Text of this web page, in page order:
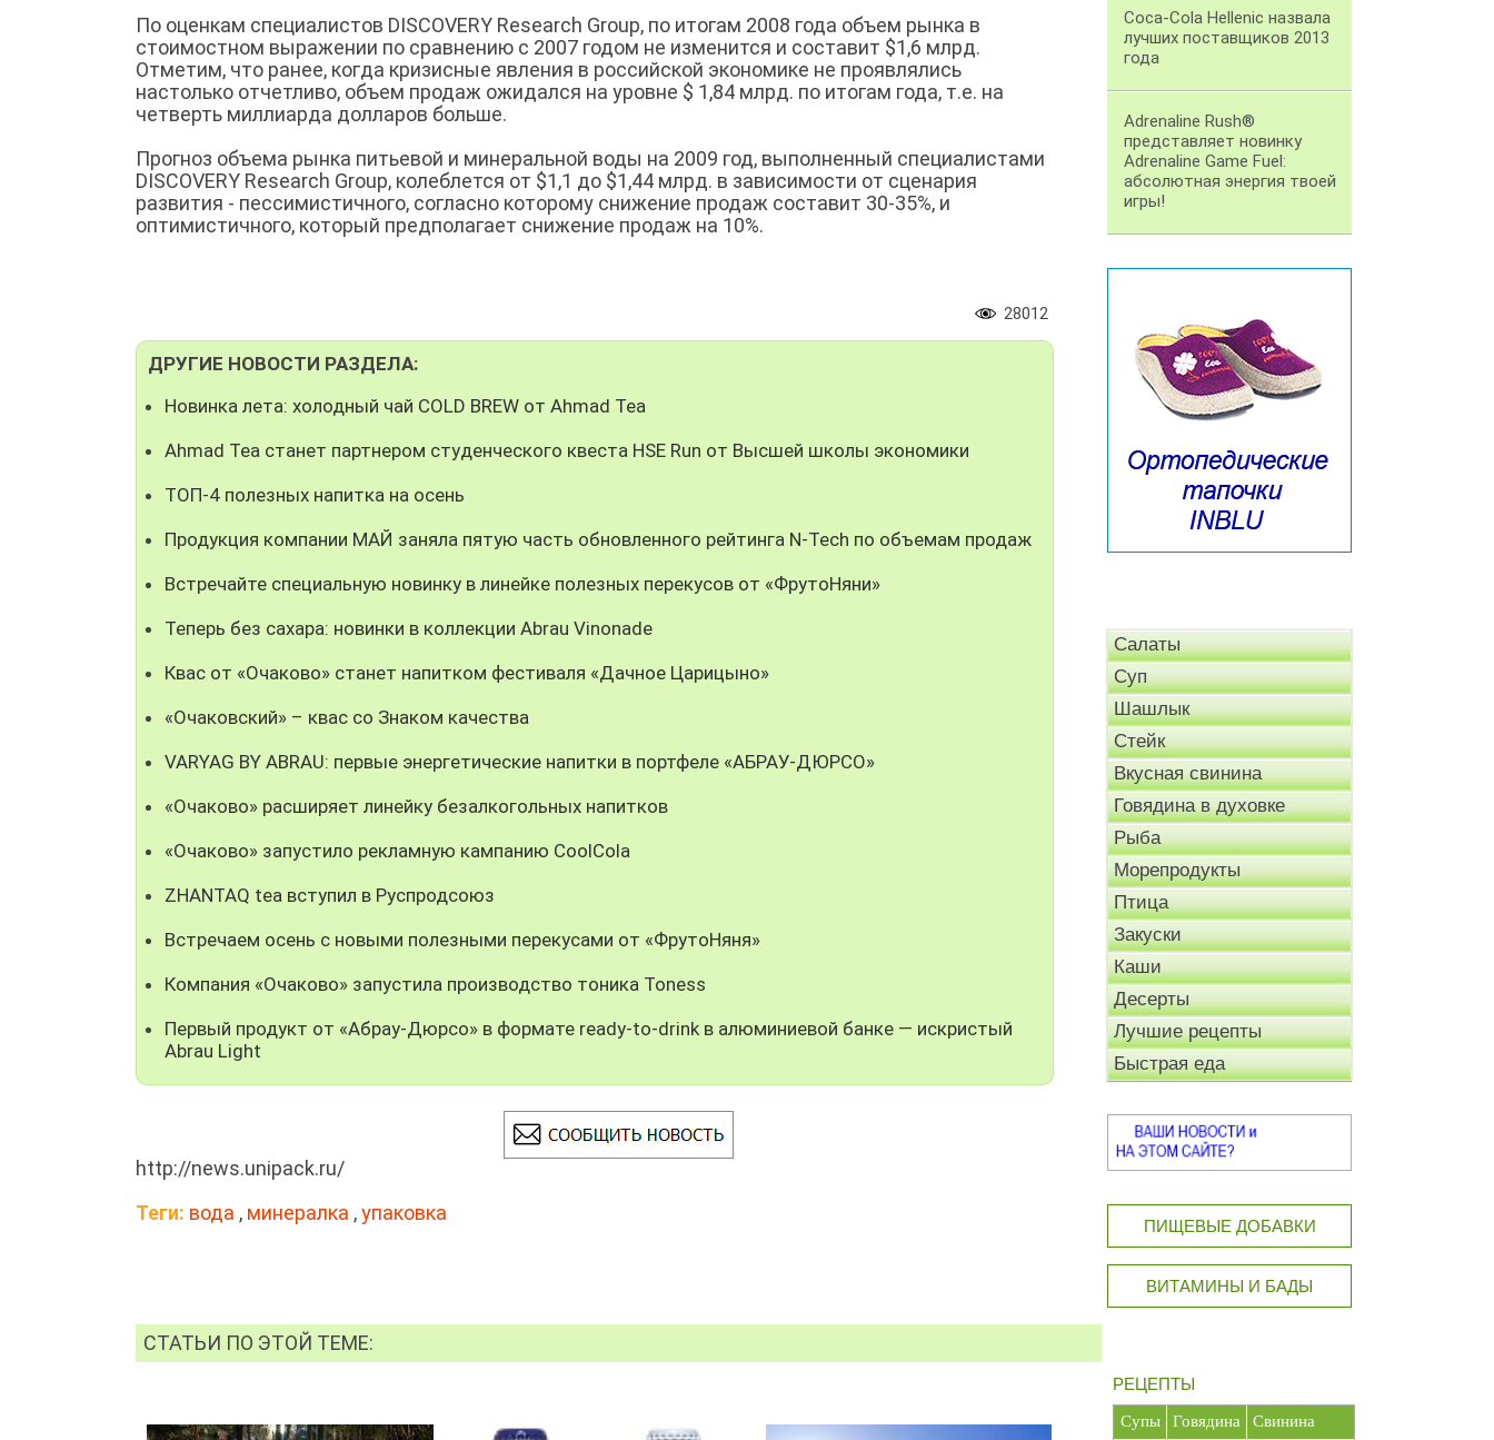
По оценкам специалистов DISCOVERY Research Group, по итогам 2008 года объем рынка в
стоимостном выражении по сравнению с 2007 годом не изменится и составит $1,6 млрд.
Отметим, что ранее, когда кризисные явления в российской экономике не проявлялись
настолько отчетливо, объем продаж ожидался на уровне $ 1,84 млрд. по итогам года, т.е. на
четверть миллиарда долларов больше.
Прогноз объема рынка питьевой и минеральной воды на 2009 год, выполненный специалистами
DISCOVERY Research Group, колеблется от $1,1 до $1,44 млрд. в зависимости от сценария
развития - пессимистичного, согласно которому снижение продаж составит 30-35%, и
оптимистичного, который предполагает снижение продаж на 10%.
28012
ДРУГИЕ НОВОСТИ РАЗДЕЛА:
Новинка лета: холодный чай COLD BREW от Ahmad Tea
Ahmad Tea станет партнером студенческого квеста HSE Run от Высшей школы экономики
ТОП-4 полезных напитка на осень
Продукция компании МАЙ заняла пятую часть обновленного рейтинга N-Tech по объемам продаж
Встречайте специальную новинку в линейке полезных перекусов от «ФрутоНяни»
Теперь без сахара: новинки в коллекции Abrau Vinonade
Квас от «Очаково» станет напитком фестиваля «Дачное Царицыно»
«Очаковский» – квас со Знаком качества
VARYAG BY ABRAU: первые энергетические напитки в портфеле «АБРАУ-ДЮРСО»
«Очаково» расширяет линейку безалкогольных напитков
«Очаково» запустило рекламную кампанию CoolCola
ZHANTAQ tea вступил в Руспродсоюз
Встречаем осень с новыми полезными перекусами от «ФрутоНяня»
Компания «Очаково» запустила производство тоника Toness
Первый продукт от «Абрау-Дюрсо» в формате ready-to-drink в алюминиевой банке — искристый
Abrau Light
http://news.unipack.ru/
Теги: вода , минералка ,упаковка
СТАТЬИ ПО ЭТОЙ ТЕМЕ:
Coca-Cola Hellenic назвала
лучших поставщиков 2013
года
Adrenaline Rush®
представляет новинку
Adrenaline Game Fuel:
абсолютная энергия твоей
игры!
Салаты
Суп
Шашлык
Стейк
Вкусная свинина
Говядина в духовке
Рыба
Морепродукты
Птица
Закуски
Каши
Десерты
Лучшие рецепты
Быстрая еда
ПИЩЕВЫЕ ДОБАВКИ
ВИТАМИНЫ И БАДЫ
РЕЦЕПТЫ
Супы Говядина Свинина